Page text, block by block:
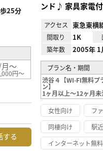
25分
～
円～
する
ンド♪ 家具家電
アクセス 東急東横
間取り 1K
築年数 2005年 1
プラン名・期間
渋谷４【WI-FI無料プ
ン】
1ヶ月以上～12ヶ月未
女性向け
フ
同棲向け
駅近
インターネット無料